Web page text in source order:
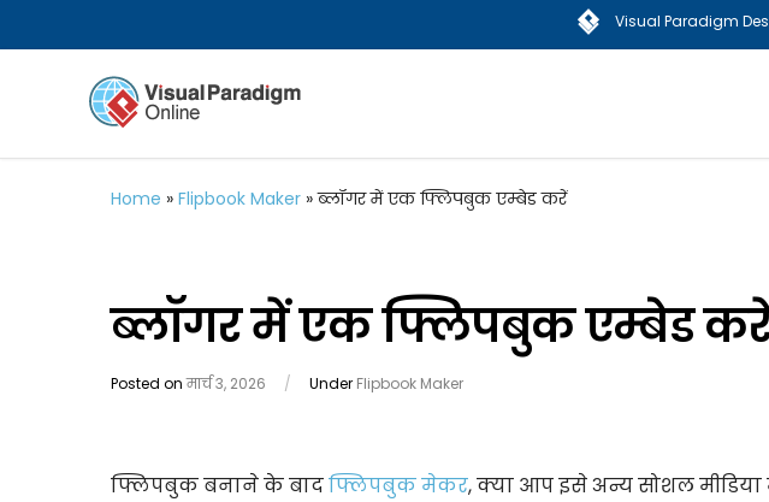
Visual Paradigm
Home » Flipbook Maker »ब्लॉगर में एक फ्लिपबुक एम्बेड करें
ब्लॉगर में एक फ्लिपबुक एम्बेड
Posted onमार्च 3, 2026 / Under Flipbook Maker
फ्लिपबुक बनाने के बादफ्लिपबुक मेकर, क्या आप इसे अन्य सोशल